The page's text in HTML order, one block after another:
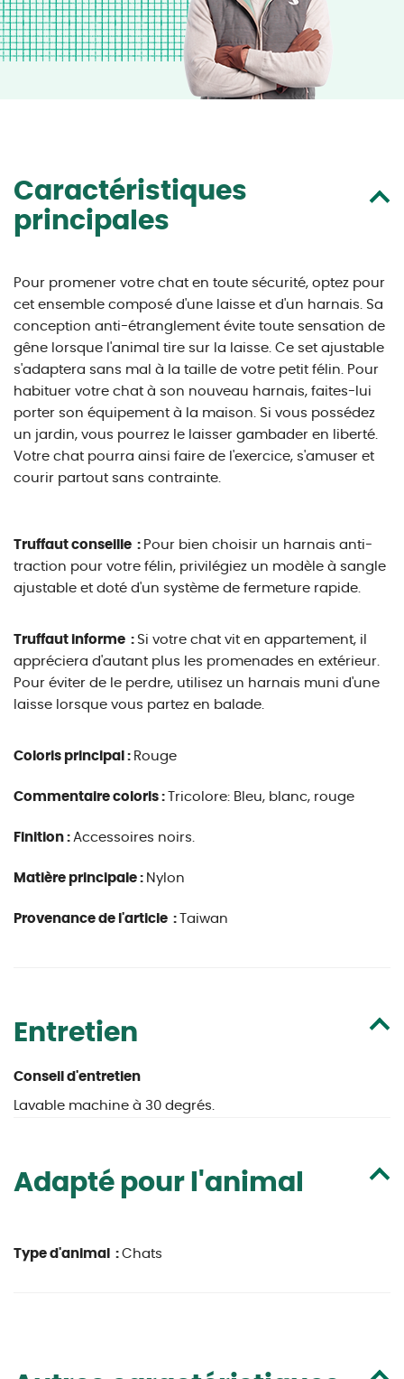
Caractéristiques
principales
Pour promener votre chat en toute sécurité, optez pour
cet ensemble composé d'une laisse et d'un harnais. Sa
conception anti-étranglement évite toute sensation de
gêne lorsque l'animal tire sur la laisse. Ce set ajustable
s'adaptera sans mal à la taille de votre petit félin. Pour
habituer votre chat à son nouveau harnais, faites-lui
porter son équipement à la maison. Si vous possédez
un jardin, vous pourrez le laisser gambader en liberté.
Votre chat pourra ainsi faire de l'exercice, s'amuser et
courir partout sans contrainte.
Truffaut conseille : Pour bien choisir un harnais anti-
traction pour votre félin, privilégiez un modèle à sangle
ajustable et doté d'un système de fermeture rapide.
Truffaut informe : Si votre chat vit en appartement, il
appréciera d'autant plus les promenades en extérieur.
Pour éviter de le perdre, utilisez un harnais muni d'une
laisse lorsque vous partez en balade.
Coloris principal : Rouge
Commentaire coloris : Tricolore: Bleu, blanc, rouge
Finition : Accessoires noirs.
Matière principale : Nylon
Provenance de l'article : Taiwan
Entretien
Conseil d'entretien
Lavable machine à 30 degrés.
Adapté pour l'animal
Type d'animal : Chats